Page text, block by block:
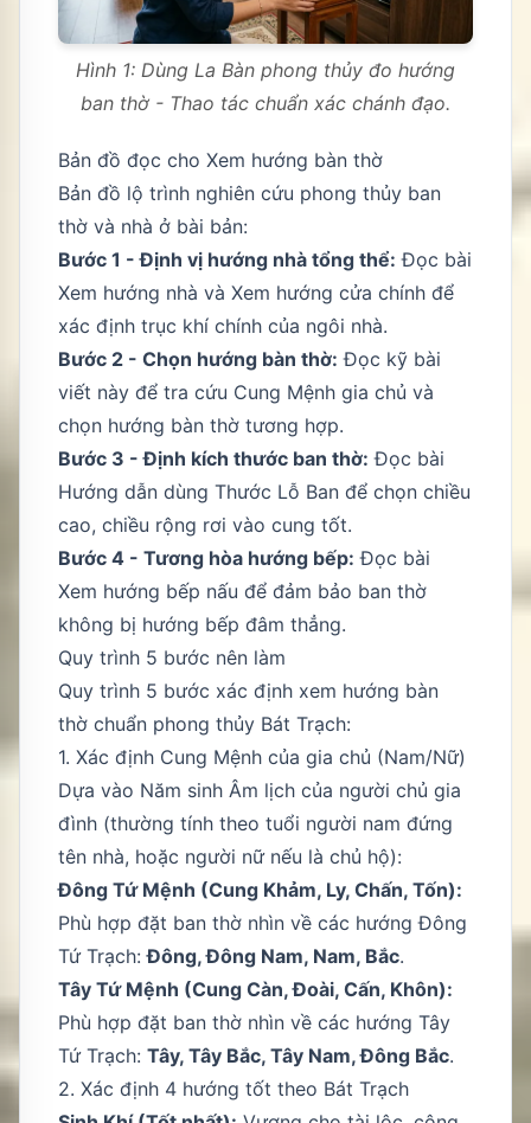
Hình 1: Dùng La Bàn phong thủy đo hướng
ban thờ - Thao tác chuẩn xác chánh đạo.
Bản đồ đọc cho Xem hướng bàn thờ
Bản đồ lộ trình nghiên cứu phong thủy ban
thờ và nhà ở bài bản:
Bước 1 - Định vị hướng nhà tổng thể: Đọc bài
Xem hướng nhà và Xem hướng cửa chính để
xác định trục khí chính của ngôi nhà.
Bước 2 - Chọn hướng bàn thờ: Đọc kỹ bài
viết này để tra cứu Cung Mệnh gia chủ và
chọn hướng bàn thờ tương hợp.
Bước 3 - Định kích thước ban thờ: Đọc bài
Hướng dẫn dùng Thước Lỗ Ban để chọn chiều
cao, chiều rộng rơi vào cung tốt.
Bước 4 - Tương hòa hướng bếp: Đọc bài
Xem hướng bếp nấu để đảm bảo ban thờ
không bị hướng bếp đâm thẳng.
Quy trình 5 bước nên làm
Quy trình 5 bước xác định xem hướng bàn
thờ chuẩn phong thủy Bát Trạch:
1. Xác định Cung Mệnh của gia chủ (Nam/Nữ)
Dựa vào Năm sinh Âm lịch của người chủ gia
đình (thường tính theo tuổi người nam đứng
tên nhà, hoặc người nữ nếu là chủ hộ):
Đông Tứ Mệnh (Cung Khảm, Ly, Chấn, Tốn):
Phù hợp đặt ban thờ nhìn về các hướng Đông
Tứ Trạch:Đông, Đông Nam, Nam, Bắc.
Tây Tứ Mệnh (Cung Càn, Đoài, Cấn, Khôn):
Phù hợp đặt ban thờ nhìn về các hướng Tây
Tứ Trạch: Tây, Tây Bắc, Tây Nam, Đông Bắc.
2. Xác định 4 hướng tốt theo Bát Trạch